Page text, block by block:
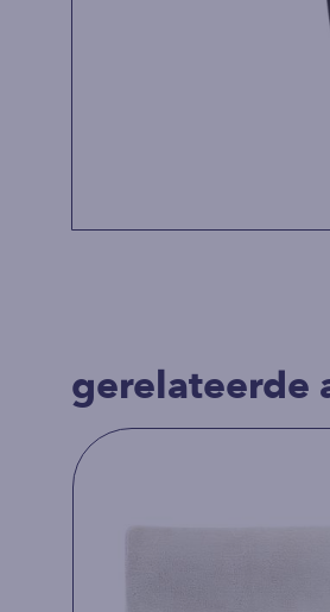
gerelateerde